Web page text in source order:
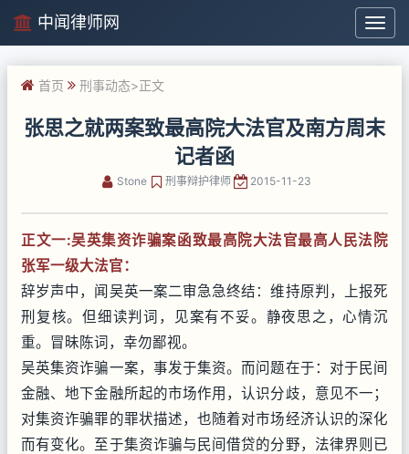
中
闻
律
中闻律师网
首页 刑事动态>正文
张思之就两案致最高院大法官及南方周末
记者函
Stone 刑事辩护律师 2015-11-23
正文一:吴英集资诈骗案函致最高院大法官最高人民法院
张军一级大法官：
辞岁声中，闻吴英一案二审急急终结：维持原判，上报死
刑复核。但细读判词，见案有不妥。静夜思之，心情沉
重。冒昧陈词，幸勿鄙视。
吴英集资诈骗一案，事发于集资。而问题在于：对于民间
金融、地下金融所起的市场作用，认识分歧，意见不一；
对集资诈骗罪的罪状描述，也随着对市场经济认识的深化
而有变化。至于集资诈骗与民间借贷的分野，法律界则已